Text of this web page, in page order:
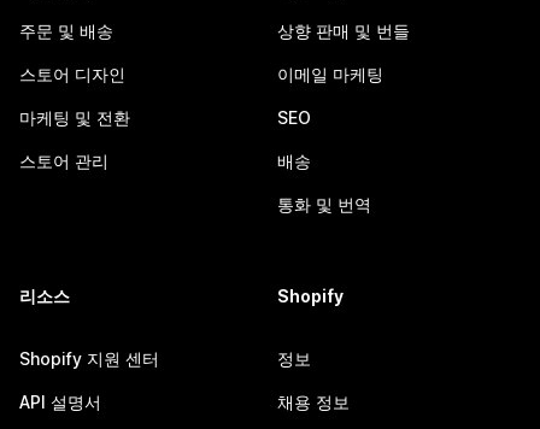
주문 및 배송
스토어 디자인
마케팅 및 전환
스토어 관리
상향 판매 및 번들
이메일 마케팅
SEO
배송
통화 및 번역
리소스
Shopify 지원 센터
API 설명서
Shopify
정보
채용 정보